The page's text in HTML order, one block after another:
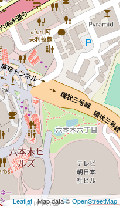
Leaflet| Map data ©OpenStreetMap